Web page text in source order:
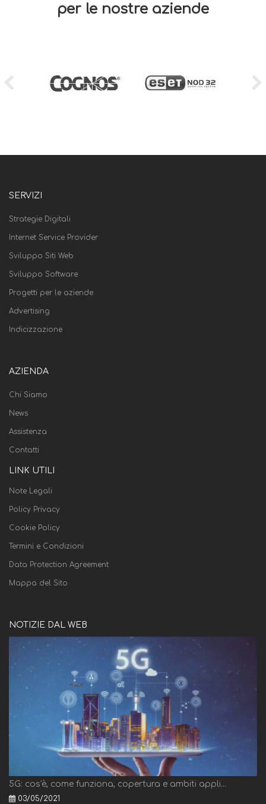
per le nostre aziende
SERVIZI
Strategie Digitali
Internet Service Provider
Sviluppo Siti Web
Sviluppo Software
Progetti per le aziende
Advertising
Indicizzazione
AZIENDA
Chi Siamo
News
Assistenza
Contatti
LINK UTILI
Note Legali
Policy Privacy
Cookie Policy
Termini e Condizioni
Data Protection Agreement
Mappa del Sito
NOTIZIE DAL WEB
5G: cos'è, come funziona, copertura e ambiti appli...
03/05/2021